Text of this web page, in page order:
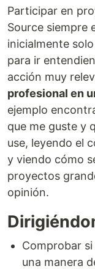
Participar en
Source siempre
inicialmente
para ir
acción muy
profesional en
ejemplo
que me guste y
use, leyendo el
y viendo cómo
proyectos
opinión.
Comprobar
una manera